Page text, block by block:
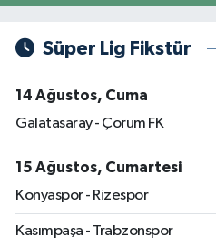
Süper Lig Fikstür
14 Ağustos, Cuma
Galatasaray - Çorum FK
15 Ağustos, Cumartesi
Konyaspor - Rizespor
Kasımpaşa - Trabzonspor